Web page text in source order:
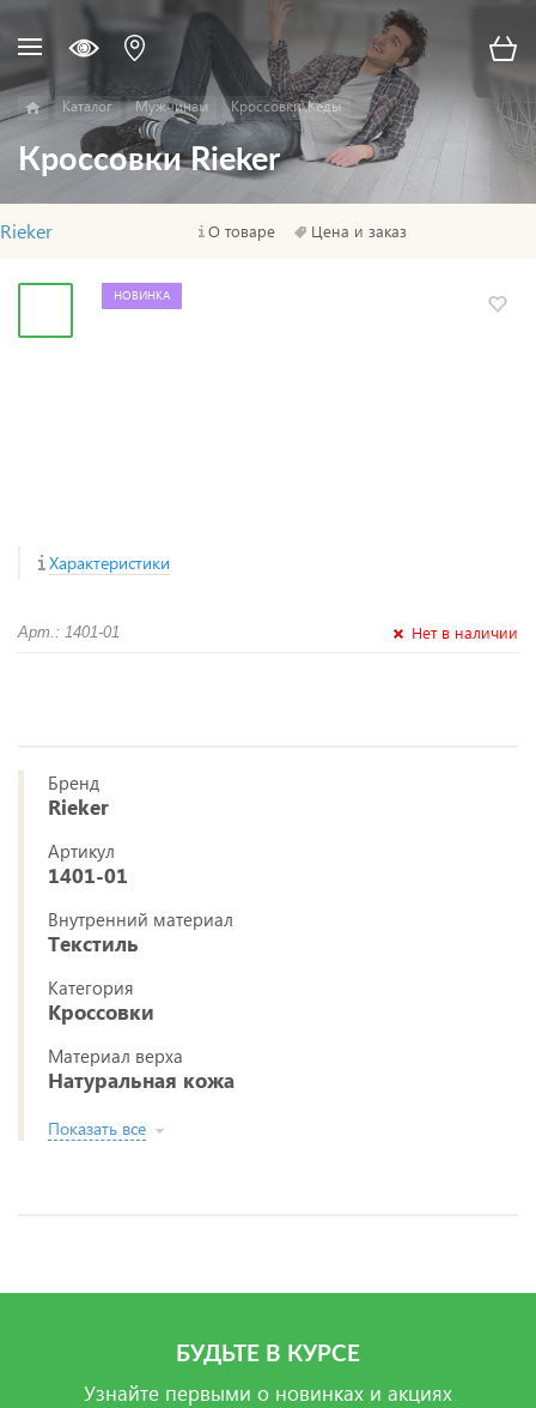
Каталог Мужчинам Кроссовки\Кеды
Кроссовки Rieker
Rieker О товаре Цена и заказ
НОВИНКА
Характеристики
Арт.: 1401-01 Нет в наличии
Бренд
Rieker
Артикул
1401-01
Внутренний материал
Текстиль
Категория
Кроссовки
Материал верха
Натуральная кожа
Показать все
БУДЬТЕ В КУРСЕ
Узнайте первыми о новинках и акциях